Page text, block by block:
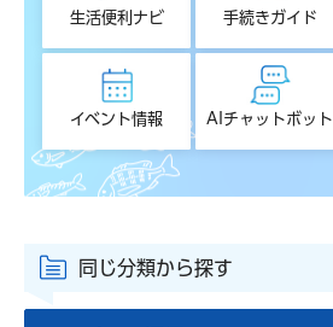
生活便利ナビ 手続きガイド
イベント情報 AIチャットボット
同じ分類から探す